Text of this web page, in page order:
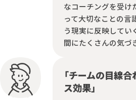
なコーチングを受け
って大切なことの言
う現実に反映してい
間にたくさんの気づ
「チームの目線
ス効果」